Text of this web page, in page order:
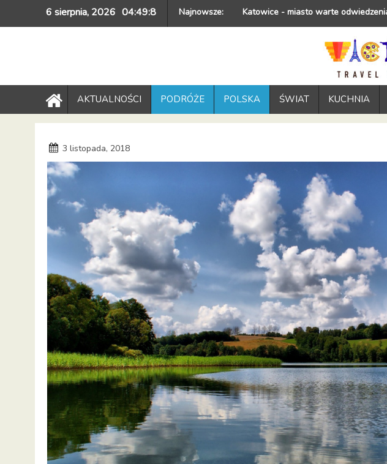
6 sierpnia, 2026 04:49:9 Najnowsze: Katowice - miasto warte
AKTUALNOŚCI PODRÓŻE POLSKA ŚWIAT KUCHNIA
3 listopada, 2018